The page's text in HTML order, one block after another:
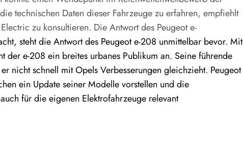
technischen Daten dieser Fahrzeuge zu erfahren, empfiehlt
zu konsultieren. Die Antwort des Peugeot e-
steht die Antwort des Peugeot e-208 unmittelbar bevor. Mit
der e-208 ein breites urbanes Publikum an. Seine führende
nicht schnell mit Opels Verbesserungen gleichzieht. Peugeot
ein Update seiner Modelle vorstellen und die
für die eigenen Elektrofahrzeuge relevant